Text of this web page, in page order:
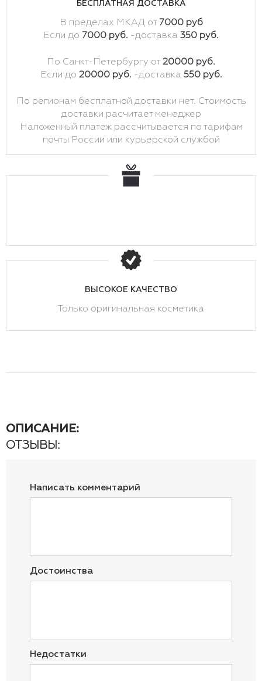
БЕСПЛАТНАЯ ДОСТАВКА
В пределах МКАД от 7000 руб
Если до 7000 руб. -доставка 350 руб.
По Санкт-Петербургу от20000 руб.
Если до 20000 руб. -доставка 550 руб.
По регионам бесплатной доставки нет. Стоимость
доставки расчитает менеджер
Наложенный платеж рассчитывается по тарифам
почты России или курьерской службой
ВЫСОКОЕ КАЧЕСТВО
Только оригинальная косметика
ОПИСАНИЕ:
ОТЗЫВЫ:
Написать комментарий
Достоинства
Недостатки